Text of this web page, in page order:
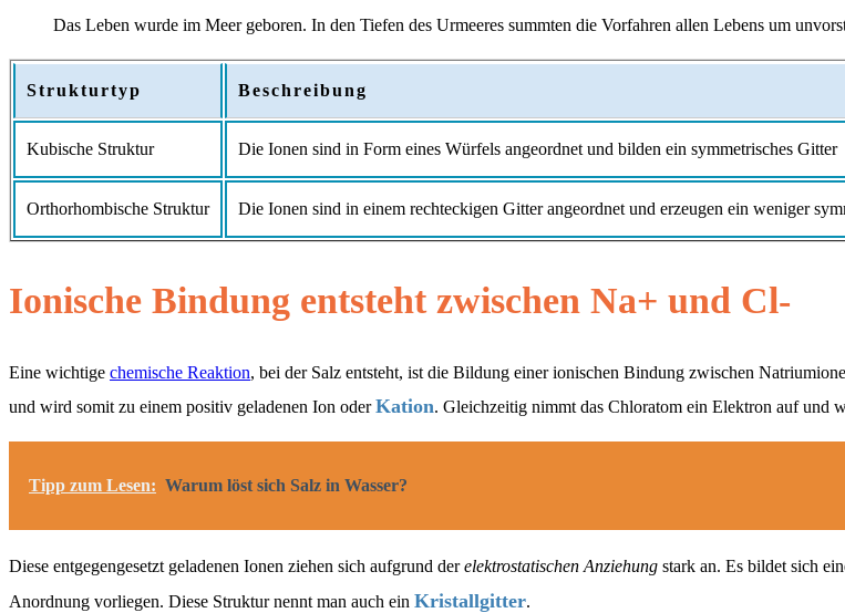
Das Leben wurde im Meer geboren. In den Tiefen des Urmeeres summten die Vorfahren allen Lebens um
Strukturtyp Beschreibung
Kubische Struktur Die Ionen sind in Form eines Würfels angeordnet und bilden ein symmetrisches Gitter
Orthorhombische Struktur Die Ionen sind in einem rechteckigen Gitter angeordnet und erzeugen ein weniger
Ionische Bindung entsteht zwischen Na+ und Cl-
Eine wichtige chemische Reaktion, bei der Salz entsteht, ist die Bildung einer ionischen Bindung zwischen
und wird somit zu einem positiv geladenen Ion oderKation. Gleichzeitig nimmt das Chloratom ein Elektron auf und
Tipp zum Lesen: Warum löst sich Salz in Wasser?
Diese entgegengesetzt geladenen Ionen ziehen sich aufgrund derelektrostatischen Anziehung stark an. Es bildet sich
Anordnung vorliegen. Diese Struktur nennt man auch ein Kristallgitter.